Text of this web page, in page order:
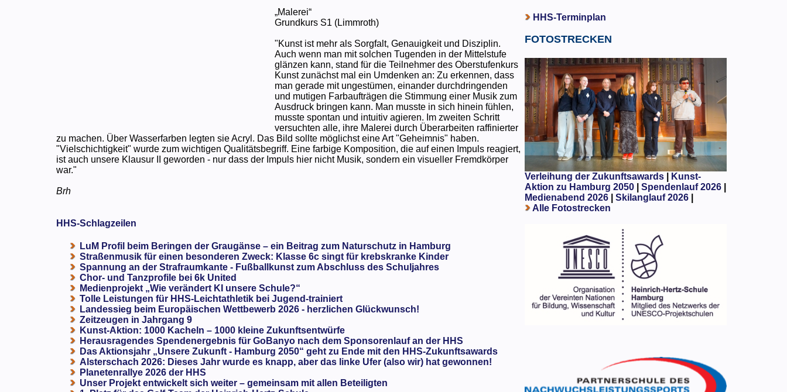
„Malerei“
Grundkurs S1 (Limmroth)
"Kunst ist mehr als Sorgfalt, Genauigkeit und Disziplin.
Auch wenn man mit solchen Tugenden in der Mittelstufe
glänzen kann, stand für die Teilnehmer des Oberstufenkurs
Kunst zunächst mal ein Umdenken an: Zu erkennen, dass
man gerade mit ungestümen, einander durchdringenden
und mutigen Farbaufträgen die Stimmung einer Musik zum
Ausdruck bringen kann. Man musste in sich hinein fühlen,
musste spontan und intuitiv agieren. Im zweiten Schritt
versuchten alle, ihre Malerei durch Überarbeiten raffinierter
zu machen. Über Wasserfarben legten sie Acryl. Das Bild sollte möglichst eine Art "Geheimnis" haben.
"Vielschichtigkeit" wurde zum wichtigen Qualitätsbegriff. Eine farbige Komposition, die auf einen Impuls reagiert,
ist auch unsere Klausur II geworden - nur dass der Impuls hier nicht Musik, sondern ein visueller Fremdkörper
war."
Brh
HHS-Schlagzeilen
LuM Profil beim Beringen der Graugänse – ein Beitrag zum Naturschutz in Hamburg
Straßenmusik für einen besonderen Zweck: Klasse 6c singt für krebskranke Kinder
Spannung an der Strafraumkante - Fußballkunst zum Abschluss des Schuljahres
Chor- und Tanzprofile bei 6k United
Medienprojekt „Wie verändert KI unsere Schule?“
Tolle Leistungen für HHS-Leichtathletik bei Jugend-trainiert
Landessieg beim Europäischen Wettbewerb 2026 - herzlichen Glückwunsch!
Zeitzeugen in Jahrgang 9
Kunst-Aktion: 1000 Kacheln – 1000 kleine Zukunftsentwürfe
Herausragendes Spendenergebnis für GoBanyo nach dem Sponsorenlauf an der HHS
Das Aktionsjahr „Unsere Zukunft - Hamburg 2050“ geht zu Ende mit den HHS-Zukunftsawards
Alsterschach 2026: Dieses Jahr wurde es knapp, aber das linke Ufer (also wir) hat gewonnen!
Planetenrallye 2026 der HHS
Unser Projekt entwickelt sich weiter – gemeinsam mit allen Beteiligten
HHS-Terminplan
FOTOSTRECKEN
Verleihung der Zukunftsawards|
Kunst-
Aktion zu Hamburg 2050
Spendenlauf 2026|
Medienabend 2026| Skilanglauf 2026|
Alle Fotostrecken